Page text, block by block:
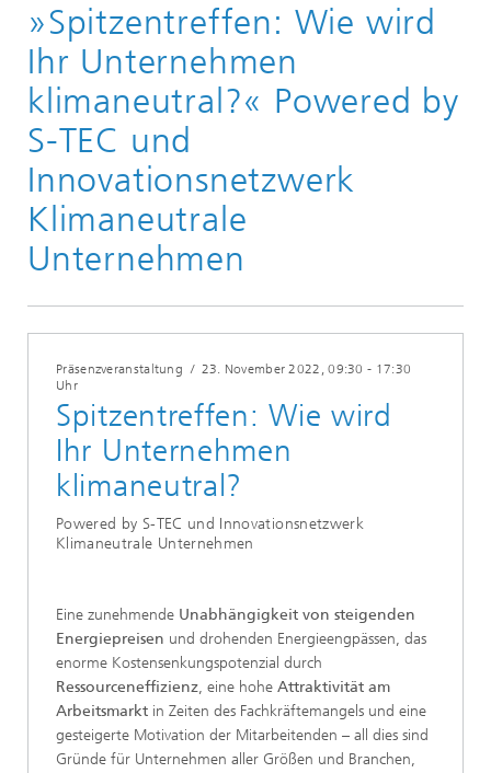
Veranstaltungen/Messen
Veranstaltungen und Seminare
»Spitzentreffen: Wie wird
Ihr Unternehmen
klimaneutral?« Powered by
S-TEC und
Innovationsnetzwerk
Klimaneutrale
Unternehmen
Präsenzveranstaltung / 23. November 2022 , 09:30 - 17:30
Uhr
Spitzentreffen: Wie wird
Ihr Unternehmen
klimaneutral?
Powered by S-TEC und Innovationsnetzwerk
Klimaneutrale Unternehmen
Eine zunehmende Unabhängigkeit von steigenden
Energiepreisen und drohenden Energieengpässen, das
enorme Kostensenkungspotenzial durch
Ressourceneffizienz, eine hohe Attraktivität am
Arbeitsmarkt in Zeiten des Fachkräftemangels und eine
gesteigerte Motivation der Mitarbeitenden – all dies sind
Gründe für Unternehmen aller Größen und Branchen,